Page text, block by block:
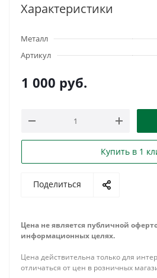
Характеристики
Металл
Артикул
1 000 руб.
Купить в 1
Поделиться
Цена не является публичной
информационных целях.
Цена действительна только для
отличаться от цен в розничных